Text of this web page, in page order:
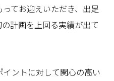
てお迎えいただき、出足
計画を上回る実績が出て
ントに対して関心の高い